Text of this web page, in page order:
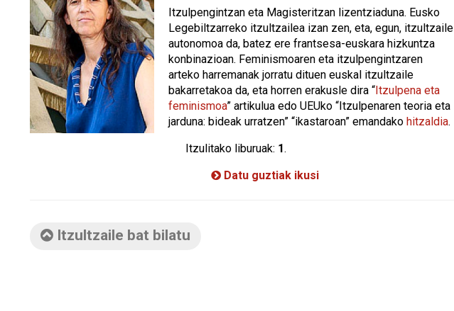
Itzulpengintzan eta Magisteritzan lizentziaduna. Eusko
Legebiltzarreko itzultzailea izan zen, eta, egun, itzultzaile
autonomoa da, batez ere frantsesa-euskara hizkuntza
konbinazioan. Feminismoaren eta itzulpengintzaren
arteko harremanak jorratu dituen euskal itzultzaile
bakarretakoa da, eta horren erakusle dira “Itzulpena eta
feminismoa” artikulua edo UEUko “Itzulpenaren teoria eta
jarduna: bideak urratzen” “ikastaroan” emandako hitzaldia.
Itzulitako liburuak: 1.
Datu guztiak ikusi
Itzultzaile bat bilatu